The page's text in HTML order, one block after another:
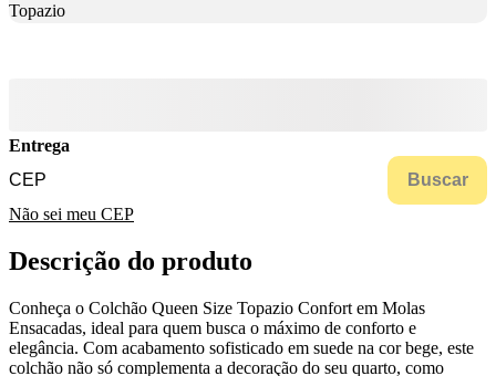
Topazio
Entrega
Buscar
Não sei meu CEP
Descrição do produto
Conheça o Colchão Queen Size Topazio Confort em Molas
Ensacadas, ideal para quem busca o máximo de conforto e
elegância. Com acabamento sofisticado em suede na cor bege, este
colchão não só complementa a decoração do seu quarto, como